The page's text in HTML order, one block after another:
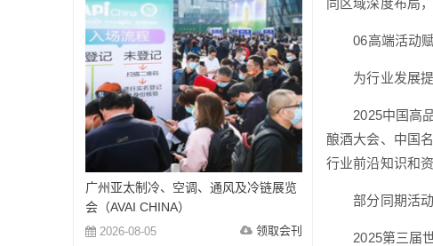
同区域深度布局
06高端活动
为行业发展提
2025中国高品
酿酒大会、中国
行业前沿知识和
部分同期活动
2025第三届世
广州亚太制冷、空调、通风及冷链展览
会（AVAI CHINA）
2026-08-05 领取会刊